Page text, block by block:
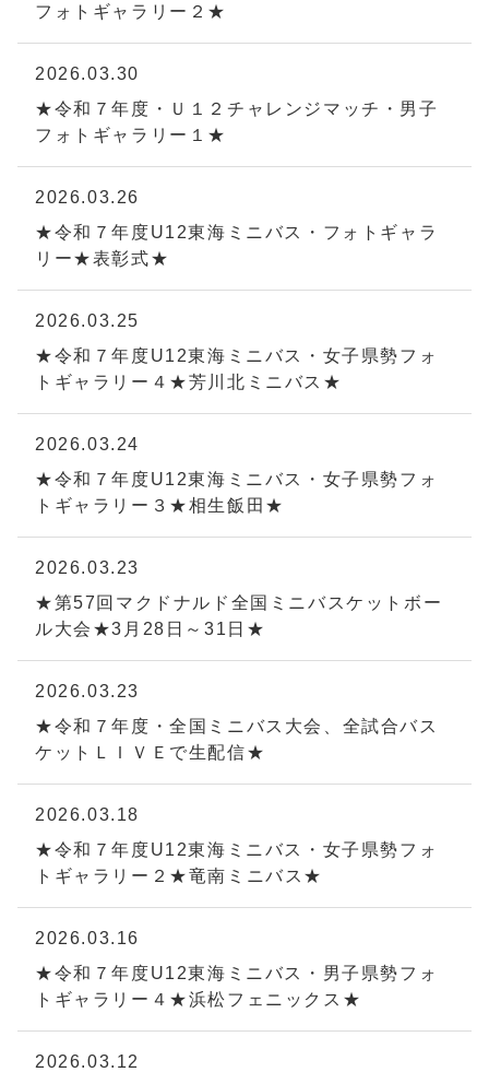
フォトギャラリー２★
2026.03.30
★令和７年度・Ｕ１２チャレンジマッチ・男子
フォトギャラリー１★
2026.03.26
★令和７年度U12東海ミニバス・フォトギャラ
リー★表彰式★
2026.03.25
★令和７年度U12東海ミニバス・女子県勢フォ
トギャラリー４★芳川北ミニバス★
2026.03.24
★令和７年度U12東海ミニバス・女子県勢フォ
トギャラリー３★相生飯田★
2026.03.23
★第57回マクドナルド全国ミニバスケットボー
ル大会★3月28日～31日★
2026.03.23
★令和７年度・全国ミニバス大会、全試合バス
ケットＬＩＶＥで生配信★
2026.03.18
★令和７年度U12東海ミニバス・女子県勢フォ
トギャラリー２★竜南ミニバス★
2026.03.16
★令和７年度U12東海ミニバス・男子県勢フォ
トギャラリー４★浜松フェニックス★
2026.03.12